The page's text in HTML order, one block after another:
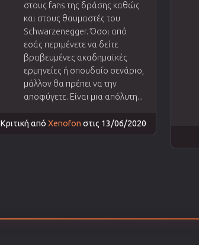
στους fans της δράσης καθώς
και στους θαυμαστές του
Schwarzenegger. Όσοι από
εσάς περιμένετε να δείτε
βραβευμένες ακαδημαϊκές
ερμηνείες ή σπουδαίο σενάριο,
μάλλον θα πρέπει να την
αποφύγετε. Είναι μια απόλυτη...
Κριτική από Xenofon στις 13/06/2020